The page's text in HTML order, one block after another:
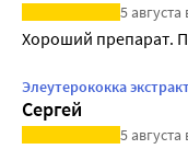
5 августа
Хороший препарат.
Элеутерококка
Сергей
5 августа